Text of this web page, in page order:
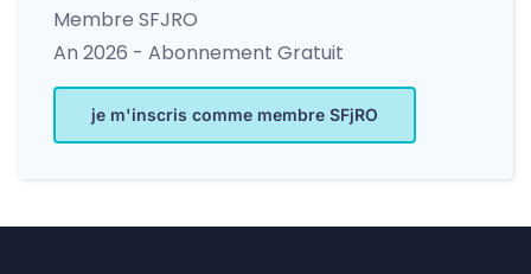
Membre SFJRO
An 2026 - Abonnement Gratuit
je m'inscris comme membre SFjRO